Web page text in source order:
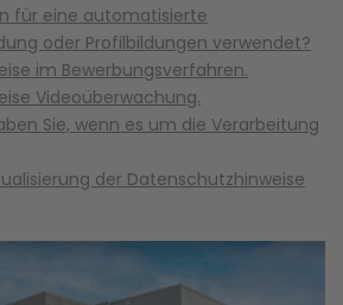
für eine automatisierte
oder Profilbildungen verwendet?
im Bewerbungsverfahren.
Videoüberwachung.
Sie, wenn es um die Verarbeitung
der Datenschutzhinweise